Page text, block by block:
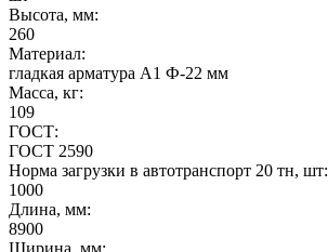
Высота, мм:
260
Материал:
гладкая арматура А1 Ф-22 мм
Масса, кг:
109
ГОСТ:
ГОСТ 2590
Норма загрузки в автотранспорт 20 тн, шт:
1000
Длина, мм:
8900
Ширина, мм: